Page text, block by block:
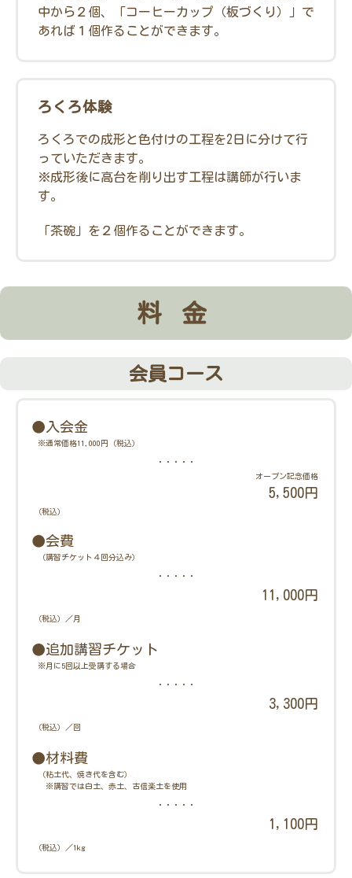
中から２個、「コーヒーカップ（板づくり）」で
あれば１個作ることができます。
ろくろ体験
ろくろでの成形と色付けの工程を2日に分けて行
っていただきます。
※成形後に高台を削り出す工程は講師が行いま
す。
「茶碗」を２個作ることができます。
料金
会員コース
●入会金
※通常価格11,000円（税込）
・・・・・
オープン記念価格
5,500円
（税込）
●会費
（講習チケット４回分込み）
・・・・・
11,000円
（税込）／月
●追加講習チケット
※月に5回以上受講する場合
・・・・・
3,300円
（税込）／回
●材料費
（粘土代、焼き代を含む）
※講習では白土、赤土、古信楽土を使用
・・・・・
1,100円
（税込）／1kg